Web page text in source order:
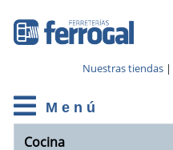
Nuestras tiendas|
M e n ú